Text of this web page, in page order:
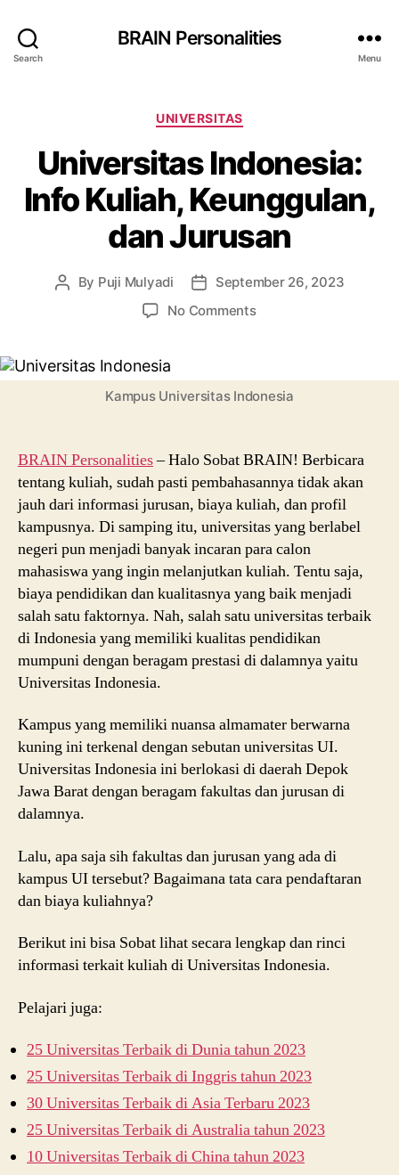
Search
BRAIN Personalities
Menu
Categories
UNIVERSITAS
Universitas Indonesia:
Info Kuliah, Keunggulan,
dan Jurusan
Post
By Puji Mulyadi
PostSeptember 26, 2023
No Commentson
Kuliah,
Kampus Universitas Indonesia
BRAIN Personalities– Halo Sobat BRAIN! Berbicara
tentang kuliah, sudah pasti pembahasannya tidak akan
jauh dari informasi jurusan, biaya kuliah, dan profil
kampusnya. Di samping itu, universitas yang berlabel
negeri pun menjadi banyak incaran para calon
mahasiswa yang ingin melanjutkan kuliah. Tentu saja,
biaya pendidikan dan kualitasnya yang baik menjadi
salah satu faktornya. Nah, salah satu universitas terbaik
di Indonesia yang memiliki kualitas pendidikan
mumpuni dengan beragam prestasi di dalamnya yaitu
Universitas Indonesia.
Kampus yang memiliki nuansa almamater berwarna
kuning ini terkenal dengan sebutan universitas UI.
Universitas Indonesia ini berlokasi di daerah Depok
Jawa Barat dengan beragam fakultas dan jurusan di
dalamnya.
Lalu, apa saja sih fakultas dan jurusan yang ada di
kampus UI tersebut? Bagaimana tata cara pendaftaran
dan biaya kuliahnya?
Berikut ini bisa Sobat lihat secara lengkap dan rinci
informasi terkait kuliah di Universitas Indonesia.
Pelajari juga:
25 Universitas Terbaik di Dunia tahun 2023
25 Universitas Terbaik di Inggris tahun 2023
30 Universitas Terbaik di Asia Terbaru 2023
25 Universitas Terbaik di Australia tahun 2023
10 Universitas Terbaik di China tahun 2023